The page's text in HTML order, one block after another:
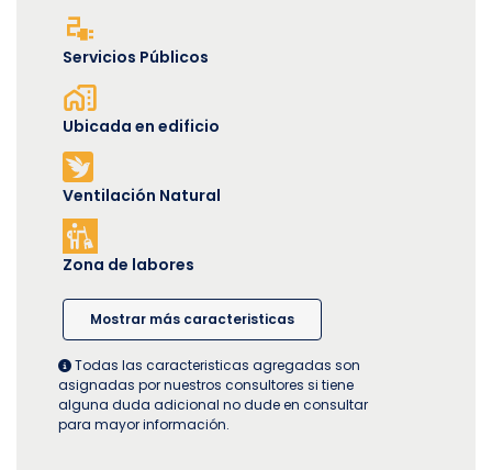
Servicios Públicos
Ubicada en edificio
Ventilación Natural
Zona de labores
Mostrar más caracteristicas
Todas las caracteristicas agregadas son
asignadas por nuestros consultores si tiene
alguna duda adicional no dude en consultar
para mayor información.